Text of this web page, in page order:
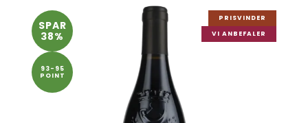
SPAR
38%
93-95
POINT
PRISVINDER
VI ANBEFALER